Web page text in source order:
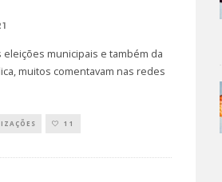
eleições municipais e também da
muitos comentavam nas redes
11